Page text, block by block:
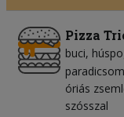
Pizza
buci
óriás
szósszal